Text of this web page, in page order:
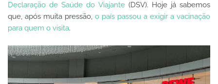
Declaração de Saúde do Viajante(DSV). Hoje já sabemos
que, após muita pressão, o país passou a exigir a vacinação
para quem o visita.